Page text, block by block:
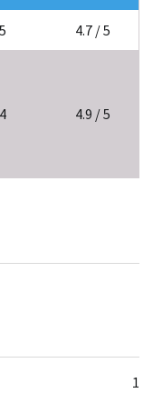
4.7 / 5
4.9 / 5
1